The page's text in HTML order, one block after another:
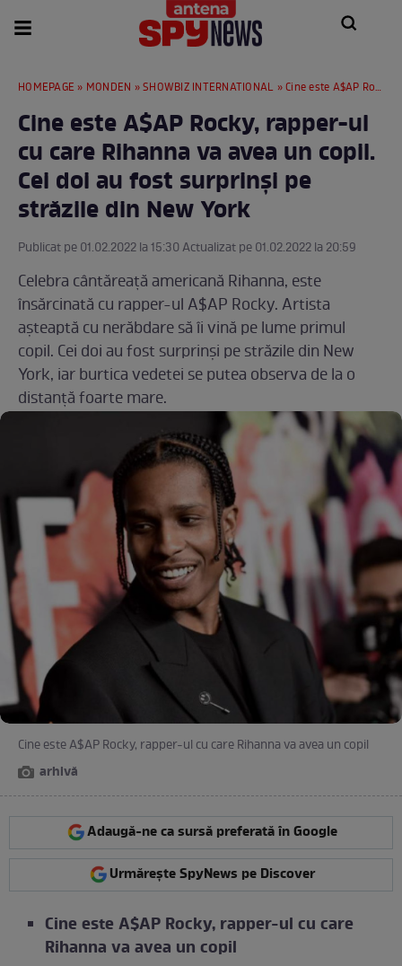
HOMEPAGE » MONDEN »SHOWBIZ INTERNATIONAL » Cine este A$AP Rocky, rapper-ul cu care Rihanna va avea un copil. Cei doi au fost surprinși pe străzile din New York
Cine este A$AP Rocky, rapper-ul
cu care Rihanna va avea un copil.
Cei doi au fost surprinși pe
străzile din New York
Publicat pe 01.02.2022 la 15:30 Actualizat pe 01.02.2022 la 20:59
Celebra cântăreață americană Rihanna, este
însărcinată cu rapper-ul A$AP Rocky. Artista
așteaptă cu nerăbdare să îi vină pe lume primul
copil. Cei doi au fost surprinși pe străzile din New
York, iar burtica vedetei se putea observa de la o
distanță foarte mare.
Cine este A$AP Rocky, rapper-ul cu care Rihanna va avea un copil
arhivă
Adaugă-ne ca sursă preferată în Google
Urmărește SpyNews pe Discover
Cine este A$AP Rocky, rapper-ul cu care
Rihanna va avea un copil